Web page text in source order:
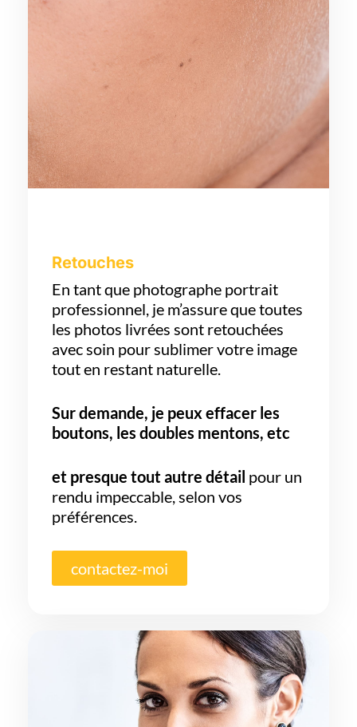
Retouches
En tant que photographe portrait
professionnel, je m’assure que toutes
les photos livrées sont retouchées
avec soin pour sublimer votre image
tout en restant naturelle.
Sur demande, je peux effacer les
boutons, les doubles mentons, etc
et presque tout autre détail pour un
rendu impeccable, selon vos
préférences.
contactez-moi